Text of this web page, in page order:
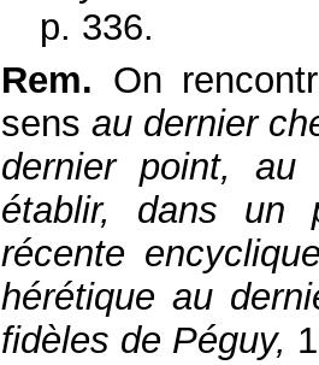
p. 336.
Rem. On
sens au dernier
dernier point, au
établir, dans un
récente
hérétique au
fidèles de Péguy,